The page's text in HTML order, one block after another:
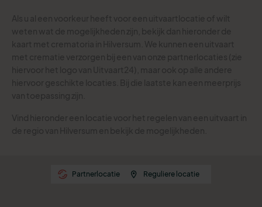
Partnerlocatie Reguliere locatie